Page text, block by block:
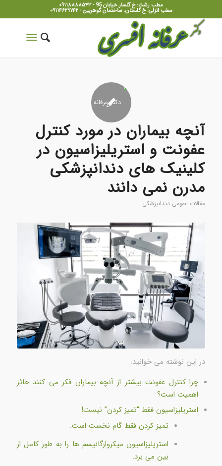
مطب رشت: خ گلسار.خیابان 95 - ۰۹۱۱۸۸۸۸۵۴۳
مطب انزلی: خ گلستان، ساختمان گوهربین - ۰۹۱۱۴۶۲۹۷۴۲
آنچه بیماران در مورد کنترل
عفونت و استریلیزاسیون در
کلینیک های دندانپزشکی
مدرن نمی دانند
مقالات عمومی دندانپزشکی
در این نوشته می خوانید:
چرا کنترل عفونت بیشتر از آنچه بیماران فکر می کنند حائز
اهمیت است؟
استریلیزاسیون فقط “تمیز کردن” نیست!
تمیز کردن فقط گام نخست است.
استریلیزاسیون میکروارگانیسم ها را به طور کامل از
بین می برد.